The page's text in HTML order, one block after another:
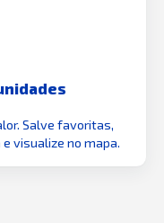
Salve favoritas,
visualize no mapa.